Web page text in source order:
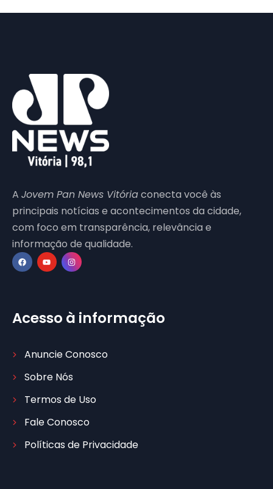
A Jovem Pan News Vitóriaconecta você às
principais notícias e acontecimentos da cidade,
com foco em transparência, relevância e
informação de qualidade.
Acesso à informação
Anuncie Conosco
Sobre Nós
Termos de Uso
Fale Conosco
Políticas de Privacidade